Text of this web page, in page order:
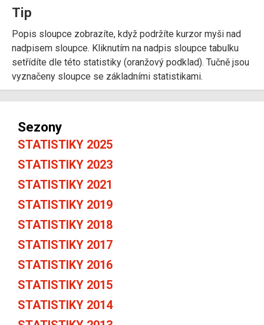
Tip
Popis sloupce zobrazíte, když podržíte kurzor myši nad
nadpisem sloupce. Kliknutím na nadpis sloupce tabulku
setřídíte dle této statistiky (oranžový podklad). Tučně jsou
vyznačeny sloupce se základními statistikami.
Sezony
STATISTIKY 2025
STATISTIKY 2023
STATISTIKY 2021
STATISTIKY 2019
STATISTIKY 2018
STATISTIKY 2017
STATISTIKY 2016
STATISTIKY 2015
STATISTIKY 2014